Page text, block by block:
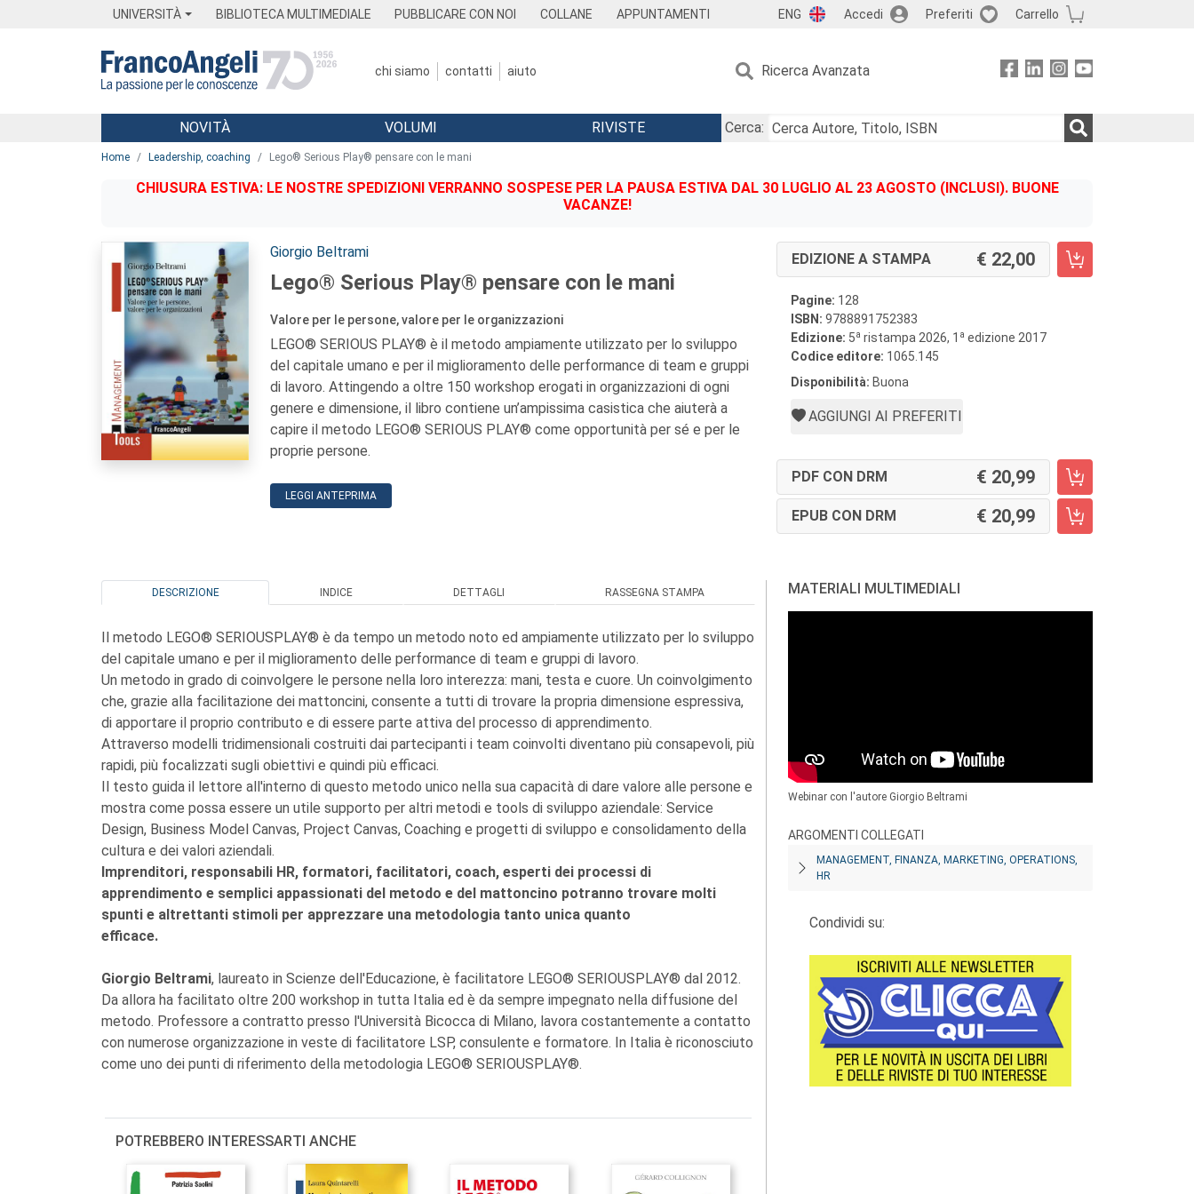
UNIVERSITÀ BIBLIOTECA MULTIMEDIALE PUBBLICARE CON NOI COLLANE APPUNTAMENTI ENG Accedi Preferiti Carrello
chi siamo contatti aiuto Ricerca Avanzata
Menu
NOVITÀ VOLUMI RIVISTE
Cerca:
Home Leadership, coaching Lego® Serious Play® pensare con le mani
CHIUSURA ESTIVA: LE NOSTRE SPEDIZIONI VERRANNO SOSPESE PER LA PAUSA ESTIVA DAL 30 LUGLIO AL 23 AGOSTO (INCLUSI). BUONE
VACANZE!
Autori:
Giorgio Beltrami
Lego® Serious Play® pensare con le mani
Valore per le persone, valore per le organizzazioni
LEGO® SERIOUS PLAY® è il metodo ampiamente utilizzato per lo sviluppo
del capitale umano e per il miglioramento delle performance di team e gruppi
di lavoro. Attingendo a oltre 150 workshop erogati in organizzazioni di ogni
genere e dimensione, il libro contiene un’ampissima casistica che aiuterà a
capire il metodo LEGO® SERIOUS PLAY® come opportunità per sé e per le
proprie persone.
LEGGI ANTEPRIMA
EDIZIONE A STAMPA 22,00
Pagine: 128
ISBN: 9788891752383
Edizione: 5a ristampa 2026, 1 a edizione 2017
Codice editore: 1065.145
Disponibilità: Buona
AGGIUNGI AI PREFERITI
PDF CON DRM 20,99
EPUB CON DRM 20,99
DESCRIZIONE INDICE DETTAGLI RASSEGNA STAMPA
Il metodo LEGO® SERIOUSPLAY® è da tempo un metodo noto ed ampiamente utilizzato per lo sviluppo
del capitale umano e per il miglioramento delle performance di team e gruppi di lavoro.
Un metodo in grado di coinvolgere le persone nella loro interezza: mani, testa e cuore. Un coinvolgimento
che, grazie alla facilitazione dei mattoncini, consente a tutti di trovare la propria dimensione espressiva,
di apportare il proprio contributo e di essere parte attiva del processo di apprendimento.
Attraverso modelli tridimensionali costruiti dai partecipanti i team coinvolti diventano più consapevoli, più
rapidi, più focalizzati sugli obiettivi e quindi più efficaci.
Il testo guida il lettore all'interno di questo metodo unico nella sua capacità di dare valore alle persone e
mostra come possa essere un utile supporto per altri metodi e tools di sviluppo aziendale: Service
Design, Business Model Canvas, Project Canvas, Coaching e progetti di sviluppo e consolidamento della
cultura e dei valori aziendali.
Imprenditori, responsabili HR, formatori, facilitatori, coach, esperti dei processi di
apprendimento e semplici appassionati del metodo e del mattoncino potranno trovare molti
spunti e altrettanti stimoli per apprezzare una metodologia tanto unica quanto
efficace.
Giorgio Beltrami, laureato in Scienze dell'Educazione, è facilitatore LEGO® SERIOUSPLAY® dal 2012.
Da allora ha facilitato oltre 200 workshop in tutta Italia ed è da sempre impegnato nella diffusione del
metodo. Professore a contratto presso l'Università Bicocca di Milano, lavora costantemente a contatto
con numerose organizzazione in veste di facilitatore LSP, consulente e formatore. In Italia è riconosciuto
come uno dei punti di riferimento della metodologia LEGO® SERIOUSPLAY®.
POTREBBERO INTERESSARTI ANCHE
MATERIALI MULTIMEDIALI
Webinar con l'autore Giorgio Beltrami
ARGOMENTI COLLEGATI
MANAGEMENT, FINANZA, MARKETING, OPERATIONS,
HR
Condividi su: